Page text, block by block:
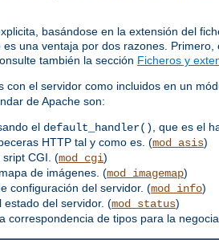
basándose en la extensión del
una ventaja por dos razones.
también la sección Ficheros y
el servidor como incluidos en un
de Apache son:
el default_handler()
, que es el
HTTP tal y como es. (mod_asis)
sript CGI. (mod_cgi)
de imágenes. (mod_imagemap)
configuración del servidor. (mod_info)
estado del servidor. (mod_status)
correspondencia de tipos para la